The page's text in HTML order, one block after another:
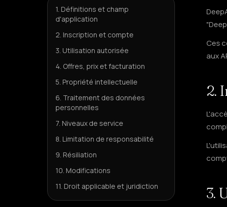
1. Définitions et champ
d'application
2. Inscription et compte
3. Utilisation autorisée
4. Offres, prix et facturation
5. Propriété intellectuelle
6. Traitement des données
personnelles
7. Niveaux de service
8. Limitation de responsabilité
9. Résiliation
10. Modifications
11. Droit applicable et juridiction
Ces
aux
2.
3.